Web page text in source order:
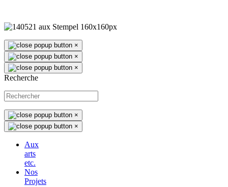
×
×
×
Recherche
×
×
Aux
arts
etc.
Nos
Projets